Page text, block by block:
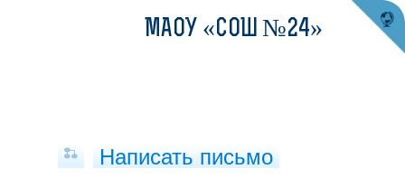
МАОУ «СОШ №24»
Написать письмо